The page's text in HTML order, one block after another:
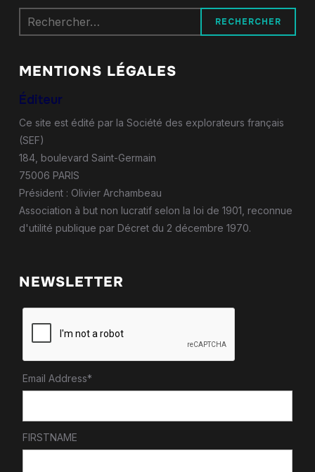
Rechercher :
MENTIONS LÉGALES
Éditeur
Ce site est édité par la Société des explorateurs français
(SEF)
184, boulevard Saint-Germain
75006 PARIS
Président : Olivier Archambeau
Association à but non lucratif selon la loi de 1901, reconnue
d'utilité publique par Décret du 2 décembre 1970.
NEWSLETTER
Email Address*
FIRSTNAME